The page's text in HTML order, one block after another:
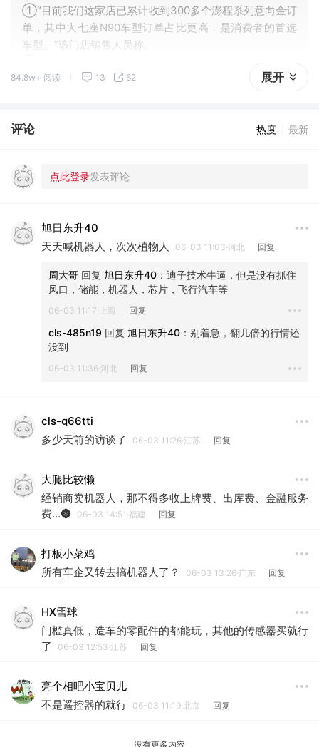
①“目前我们这家店已累计收到300多个澎程系列意向金订
单，其中大七座N90车型订单占比更高，是消费者的首选
车型。”该门店销售人员称。
州、成都等多个城市的小米澎程专营店均已开通官方社交
84.8w+ 阅读 13 62 展开
评论 热度 最新
旭日东升40
天天喊机器人，次次植物人
06-03 11:03·河北 回复
周大哥 回复 旭日东升40 ： 迪子技术牛逼，但是没有抓住
风口，储能，机器人，芯片，飞行汽车等
06-03 11:17·上海 回复
cls-485n19 回复 旭日东升40 ： 别着急，翻几倍的行情还
没到
06-03 11:36·河北 回复
cls-g66tti
多少天前的访谈了
06-03 11:26·江苏 回复
大腿比较懒
经销商卖机器人，那不得多收上牌费、出库费、金融服务
费…🌚
06-03 14:51·福建 回复
打板小菜鸡
所有车企又转去搞机器人了？
06-03 13:26·广东 回复
HX雪球
门槛真低，造车的零配件的都能玩，其他的传感器买就行
了
06-03 12:53·江苏 回复
亮个相吧小宝贝儿
不是遥控器的就行 06-03 11:19·北京 回复
没有更多内容